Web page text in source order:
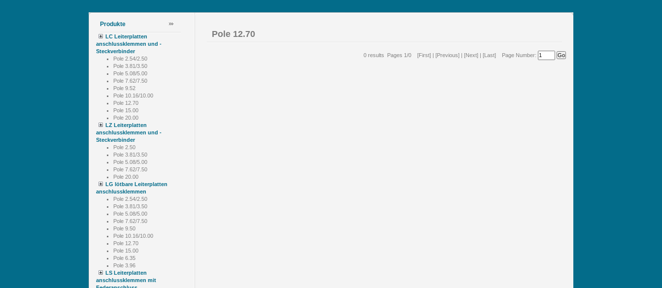
Produkte
LC Leiterplatten
anschlussklemmen und -
Steckverbinder
Pole 2.54/2.50
Pole 3.81/3.50
Pole 5.08/5.00
Pole 7.62/7.50
Pole 9.52
Pole 10.16/10.00
Pole 12.70
Pole 15.00
Pole 20.00
LZ Leiterplatten
anschlussklemmen und -
Steckverbinder
Pole 2.50
Pole 3.81/3.50
Pole 5.08/5.00
Pole 7.62/7.50
Pole 20.00
LG lötbare Leiterplatten
anschlussklemmen
Pole 2.54/2.50
Pole 3.81/3.50
Pole 5.08/5.00
Pole 7.62/7.50
Pole 9.50
Pole 10.16/10.00
Pole 12.70
Pole 15.00
Pole 6.35
Pole 3.96
LS Leiterplatten
anschlussklemmen mit
Pole 12.70
0 results Pages 1/0 [First] | [Previous] | [Next] | [Last] Page Number: